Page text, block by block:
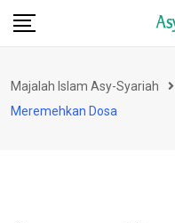
Skip
Majalah Islam Asy-Syariah
Meremehkan Dosa